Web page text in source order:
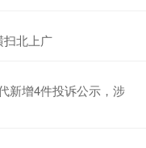
扫北上广
新增4件投诉公示，涉